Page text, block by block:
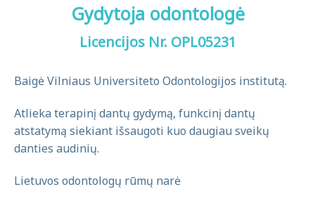
Gydytoja odontologė
Licencijos Nr. OPL05231
Baigė Vilniaus Universiteto Odontologijos institutą.
Atlieka terapinį dantų gydymą, funkcinį dantų
atstatymą siekiant išsaugoti kuo daugiau sveikų
danties audinių.
Lietuvos odontologų rūmų narė